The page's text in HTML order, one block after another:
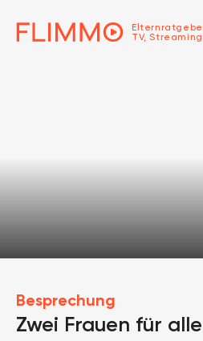
TV,
Besprechung
Zwei Frauen für